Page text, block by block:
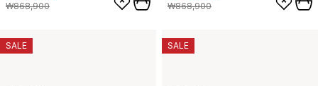
₩868,900 ₩868,900
SALE SALE